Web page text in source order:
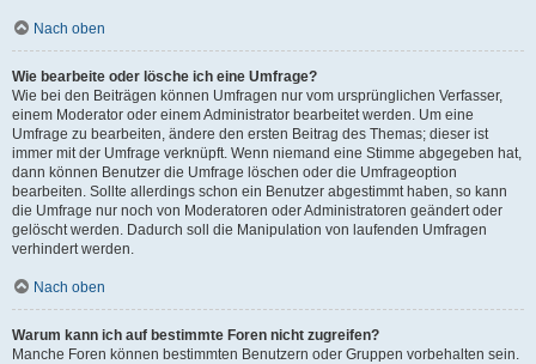
Nach oben
Wie bearbeite oder lösche ich eine Umfrage?
Wie bei den Beiträgen können Umfragen nur vom ursprünglichen Verfasser,
einem Moderator oder einem Administrator bearbeitet werden. Um eine
Umfrage zu bearbeiten, ändere den ersten Beitrag des Themas; dieser ist
immer mit der Umfrage verknüpft. Wenn niemand eine Stimme abgegeben hat,
dann können Benutzer die Umfrage löschen oder die Umfrageoption
bearbeiten. Sollte allerdings schon ein Benutzer abgestimmt haben, so kann
die Umfrage nur noch von Moderatoren oder Administratoren geändert oder
gelöscht werden. Dadurch soll die Manipulation von laufenden Umfragen
verhindert werden.
Nach oben
Warum kann ich auf bestimmte Foren nicht zugreifen?
Manche Foren können bestimmten Benutzern oder Gruppen vorbehalten sein.